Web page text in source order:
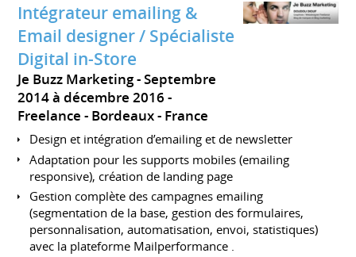
Intégrateur emailing &
Email designer / Spécialiste
Digital in-Store
Je Buzz Marketing Septembre
2014 à décembre 2016
Freelance
Bordeaux France
Design et intégration d’emailing et de newsletter
Adaptation pour les supports mobiles (emailing
responsive), création de landing page
Gestion complète des campagnes emailing
(segmentation de la base, gestion des formulaires,
personnalisation, automatisation, envoi, statistiques)
avec la plateforme Mailperformance .